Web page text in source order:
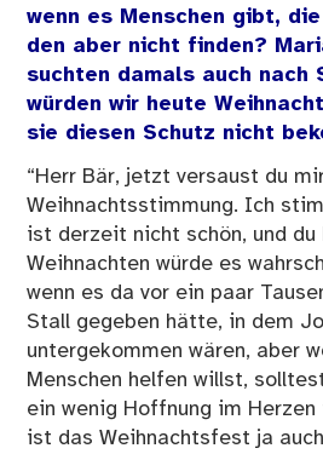
wenn es Menschen gibt,
den aber nicht finden?
suchten damals auch nach
würden wir heute
sie diesen Schutz nicht
“Herr Bär, jetzt versaust du
Weihnachtsstimmung. Ich
ist derzeit nicht schön, und du
Weihnachten würde es
wenn es da vor ein paar
Stall gegeben hätte, in dem
untergekommen wären, aber
Menschen helfen willst,
ein wenig Hoffnung im
ist das Weihnachtsfest ja